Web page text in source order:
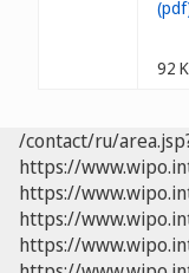
92
/contact/ru/
https://
https://
https://
https://